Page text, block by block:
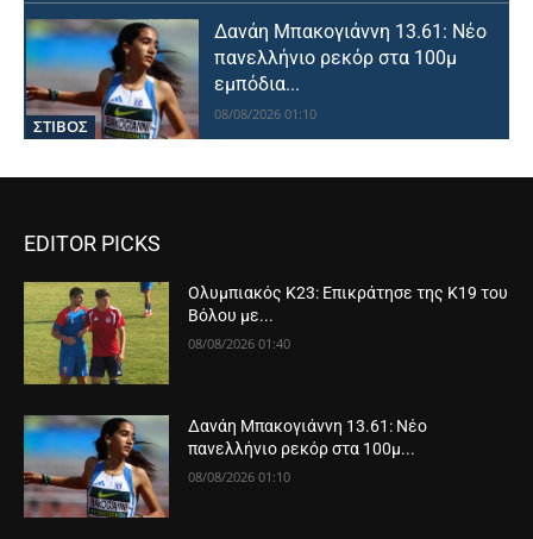
ΣΤΙΒΟΣ
Δανάη Μπακογιάννη 13.61: Νέο
πανελλήνιο ρεκόρ στα 100μ
εμπόδια...
08/08/2026 01:10
EDITOR PICKS
Ολυμπιακός Κ23: Επικράτησε της Κ19 του
Βόλου με...
08/08/2026 01:40
Δανάη Μπακογιάννη 13.61: Νέο
πανελλήνιο ρεκόρ στα 100μ...
08/08/2026 01:10